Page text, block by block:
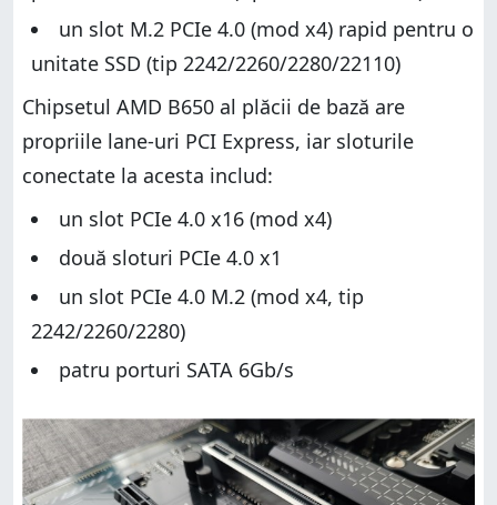
un slot M.2 PCIe 4.0 (mod x4) rapid pentru o
unitate SSD (tip 2242/2260/2280/22110)
Chipsetul AMD B650 al plăcii de bază are
propriile lane-uri PCI Express, iar sloturile
conectate la acesta includ:
un slot PCIe 4.0 x16 (mod x4)
două sloturi PCIe 4.0 x1
un slot PCIe 4.0 M.2 (mod x4, tip
2242/2260/2280)
patru porturi SATA 6Gb/s